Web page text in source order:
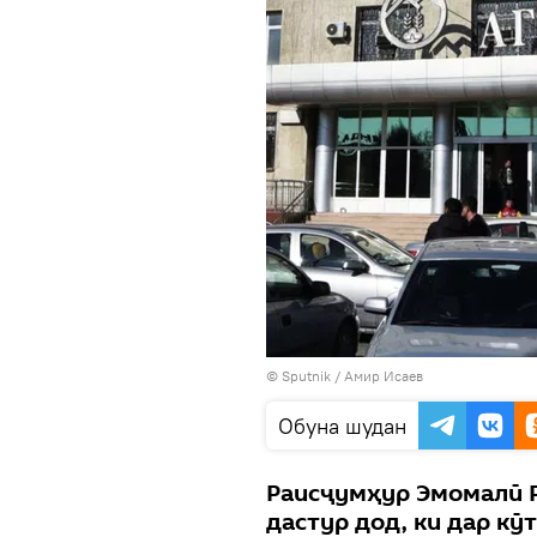
© Sputnik / Амир Исаев
Обуна шудан
Раисҷумҳур Эмомалӣ
дастур дод, ки дар